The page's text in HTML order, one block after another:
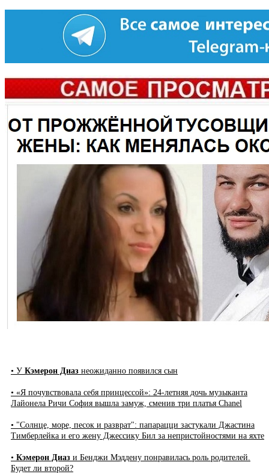
• У Кэмерон Диаз неожиданно появился сын
• «Я почувствовала себя принцессой»: 24-летняя дочь музыканта
Лайонела Ричи София вышла замуж, сменив три платья Chanel
• "Солнце, море, песок и разврат": папарацци застукали Джастина
Тимберлейка и его жену Джессику Бил за непристойностями на яхте
• Кэмерон Диаз и Бенджи Мэддену понравилась роль родителей.
Будет ли второй?